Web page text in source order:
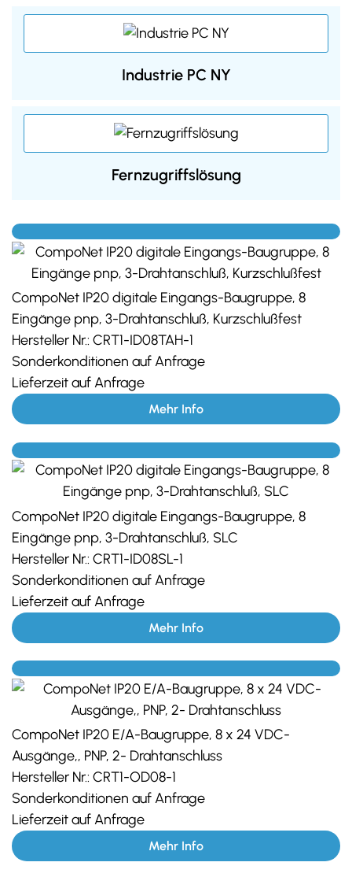
Industrie PC NY
Fernzugriffslösung
CompoNet IP20 digitale Eingangs-Baugruppe, 8
Eingänge pnp, 3-Drahtanschluß, Kurzschlußfest
Hersteller Nr.: CRT1-ID08TAH-1
Sonderkonditionen auf Anfrage
Lieferzeit auf Anfrage
Mehr Info
CompoNet IP20 digitale Eingangs-Baugruppe, 8
Eingänge pnp, 3-Drahtanschluß, SLC
Hersteller Nr.: CRT1-ID08SL-1
Sonderkonditionen auf Anfrage
Lieferzeit auf Anfrage
Mehr Info
CompoNet IP20 E/A-Baugruppe, 8 x 24 VDC-
Ausgänge,, PNP, 2- Drahtanschluss
Hersteller Nr.: CRT1-OD08-1
Sonderkonditionen auf Anfrage
Lieferzeit auf Anfrage
Mehr Info